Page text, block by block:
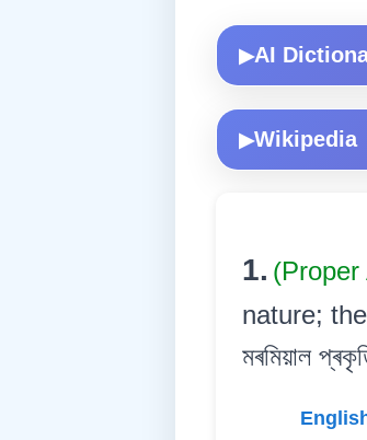
▶AI
▶Wikipedia
1.
nature;
মৰমিয়াল